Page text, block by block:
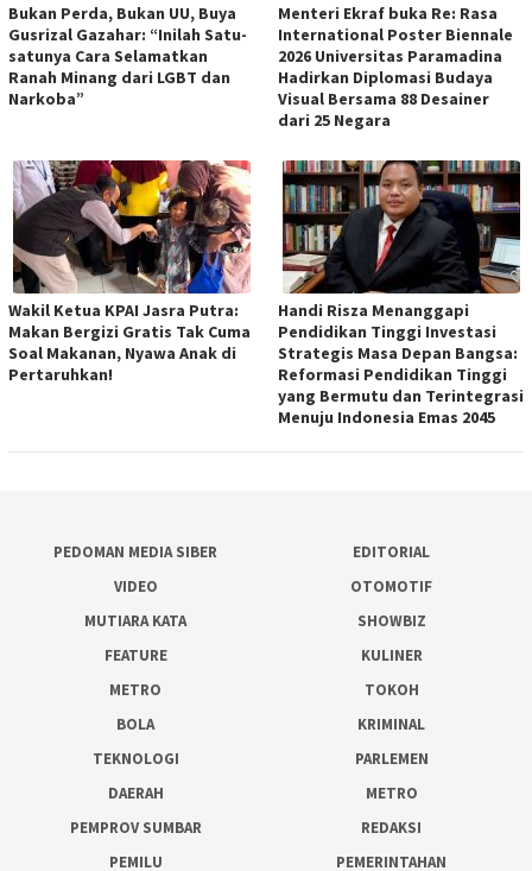
Bukan Perda, Bukan UU, Buya
Gusrizal Gazahar: “Inilah Satu-
satunya Cara Selamatkan
Ranah Minang dari LGBT dan
Narkoba”
Menteri Ekraf buka Re: Rasa
International Poster Biennale
2026 Universitas Paramadina
Hadirkan Diplomasi Budaya
Visual Bersama 88 Desainer
dari 25 Negara
Wakil Ketua KPAI Jasra Putra:
Makan Bergizi Gratis Tak Cuma
Soal Makanan, Nyawa Anak di
Pertaruhkan!
Handi Risza Menanggapi
Pendidikan Tinggi Investasi
Strategis Masa Depan Bangsa:
Reformasi Pendidikan Tinggi
yang Bermutu dan Terintegrasi
Menuju Indonesia Emas 2045
PEDOMAN MEDIA SIBER
EDITORIAL
VIDEO
OTOMOTIF
MUTIARA KATA
SHOWBIZ
FEATURE
KULINER
METRO
TOKOH
BOLA
KRIMINAL
TEKNOLOGI
PARLEMEN
DAERAH
METRO
PEMPROV SUMBAR
REDAKSI
PEMILU
PEMERINTAHAN